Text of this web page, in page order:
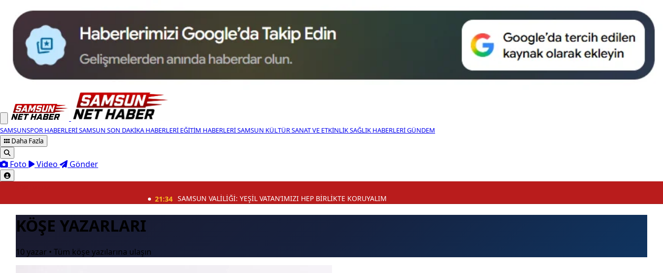
SAMSUNSPOR HABERLERISAMSUN SON DAKIKA HABERLERI EĞITIM HABERLERISAMSUN KÜLTÜR SANAT VE ETKINLIKSAĞLIK HABERLERIGÜNDEM
Daha Fazla
Foto Video Gönder
SAMSUN VALİLİĞİ: YEŞİL VATAN’IMIZI HEP BİRLİKTE KORUYALIM
KÖŞE YAZARLARI
10 yazar • Tüm köşe yazılarına ulaşın